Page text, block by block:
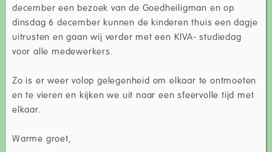
december een bezoek van de Goedheiligman en op
dinsdag 6 december kunnen de kinderen thuis een dagje
uitrusten en gaan wij verder met een KIVA- studiedag
voor alle medewerkers.
Zo is er weer volop gelegenheid om elkaar te ontmoeten
en te vieren en kijken we uit naar een sfeervolle tijd met
elkaar.
Warme groet,